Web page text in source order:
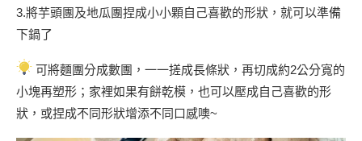
3.將芋頭團及地瓜團捏成小小顆自己喜歡的形狀，就可以準備
下鍋了
可將麵團分成數團，一一搓成長條狀，再切成約2公分寬的
小塊再塑形；家裡如果有餅乾模，也可以壓成自己喜歡的形
狀，或捏成不同形狀增添不同口感噢~